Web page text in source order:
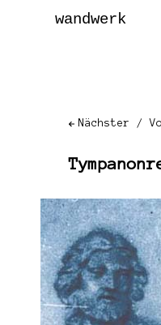
wandwerk
Nächster